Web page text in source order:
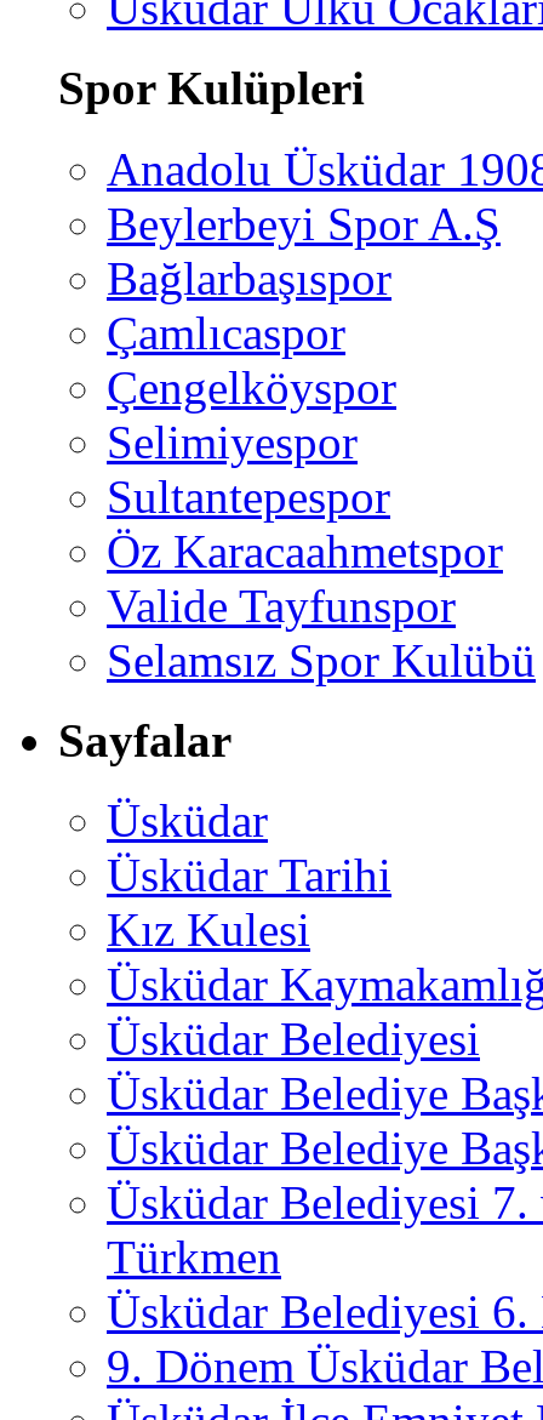
Spor Kulüpleri
Anadolu Üsküdar
Beylerbeyi Spor A.Ş
Bağlarbaşıspor
Çamlıcaspor
Çengelköyspor
Selimiyespor
Sultantepespor
Öz Karacaahmetspor
Valide Tayfunspor
Selamsız Spor Kulübü
Sayfalar
Üsküdar
Üsküdar Tarihi
Kız Kulesi
Üsküdar
Üsküdar Belediyesi
Üsküdar Belediye
Üsküdar Belediye
Üsküdar Belediyesi
Türkmen
Üsküdar Belediyesi 6.
9. Dönem Üsküdar